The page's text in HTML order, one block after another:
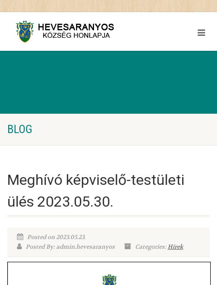
BLOG
Meghívó képviselő-testületi
ülés 2023.05.30.
Posted on 2023.05.23.
Posted By: admin.hevesaranyos
Categories:Hírek